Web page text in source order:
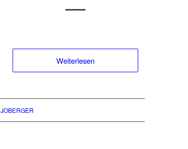
Weiterlesen
JOBERGER